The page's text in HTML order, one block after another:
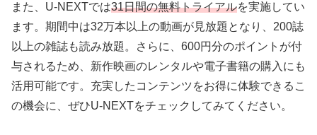
また、U-NEXTでは31日間の無料トライアルを実施してい
ます。期間中は32万本以上の動画が見放題となり、200誌
以上の雑誌も読み放題。さらに、600円分のポイントが付
与されるため、新作映画のレンタルや電子書籍の購入にも
活用可能です。充実したコンテンツをお得に体験できるこ
の機会に、ぜひU-NEXTをチェックしてみてください。